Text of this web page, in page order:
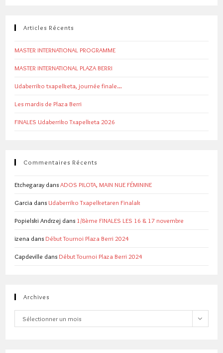
Articles Récents
MASTER INTERNATIONAL PROGRAMME
MASTER INTERNATIONAL PLAZA BERRI
Udaberriko txapelketa, journée finale…
Les mardis de Plaza Berri
FINALES Udaberriko Txapelketa 2026
Commentaires Récents
Etchegaray dansADOS PILOTA, MAIN NUE FÉMININE
Garcia dans Udaberriko Txapelketaren Finalak
Popielski Andrzej dans 1/8ème FINALES LES 16 & 17 novembre
izena dans Début Tournoi Plaza Berri 2024
Capdeville dans Début Tournoi Plaza Berri 2024
Archives
Archives
Sélectionner un mois